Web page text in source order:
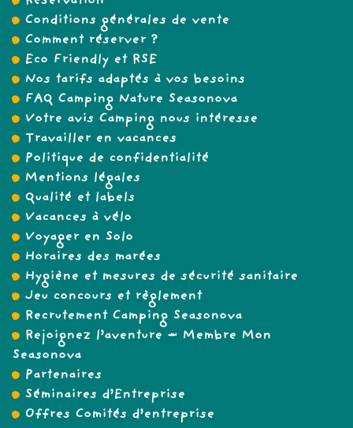
Conditions générales de vente
Comment réserver ?
Eco Friendly et RSE
Nos tarifs adaptés à vos besoins
FAQ Camping Nature Seasonova
Votre avis Camping nous intéresse
Travailler en vacances
Politique de confidentialité
Mentions légales
Qualité et labels
Vacances à vélo
Voyager en Solo
Horaires des marées
Hygiène et mesures de sécurité sanitaire
Jeu concours et règlement
Recrutement Camping Seasonova
Rejoignez l’aventure – Membre Mon
Seasonova
Partenaires
Séminaires d’Entreprise
Offres Comités d’entreprise